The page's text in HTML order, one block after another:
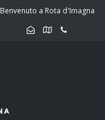
Benvenuto a Rota d'Imagna